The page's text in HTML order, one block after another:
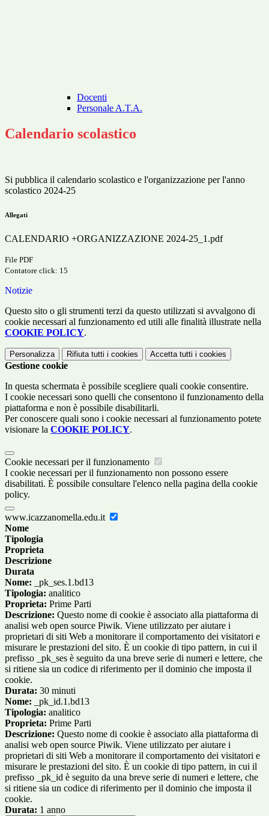
Docenti
Personale A.T.A.
Calendario scolastico
Si pubblica il calendario scolastico e l'organizzazione per l'anno
scolastico 2024-25
Allegati
CALENDARIO +ORGANIZZAZIONE 2024-25_1.pdf
File PDF
Contatore click: 15
Notizie
Questo sito o gli strumenti terzi da questo utilizzati si avvalgono di
cookie necessari al funzionamento ed utili alle finalità illustrate nella
COOKIE POLICY.
Personalizza Rifiuta tutti i cookies Accetta tutti i cookies
Gestione cookie
In questa schermata è possibile scegliere quali cookie consentire.
I cookie necessari sono quelli che consentono il funzionamento della
piattaforma e non è possibile disabilitarli.
Per conoscere quali sono i cookie necessari al funzionamento potete
visionare la COOKIE POLICY.
Cookie necessari per il funzionamento
I cookie necessari per il funzionamento non possono essere
disabilitati. È possibile consultare l'elenco nella pagina della cookie
policy.
www.icazzanomella.edu.it
Nome
Tipologia
Proprieta
Descrizione
Durata
Nome: _pk_ses.1.bd13
Tipologia: analitico
Proprieta: Prime Parti
Descrizione: Questo nome di cookie è associato alla piattaforma di
analisi web open source Piwik. Viene utilizzato per aiutare i
proprietari di siti Web a monitorare il comportamento dei visitatori e
misurare le prestazioni del sito. È un cookie di tipo pattern, in cui il
prefisso _pk_ses è seguito da una breve serie di numeri e lettere, che
si ritiene sia un codice di riferimento per il dominio che imposta il
cookie.
Durata: 30 minuti
Nome: _pk_id.1.bd13
Tipologia: analitico
Proprieta: Prime Parti
Descrizione: Questo nome di cookie è associato alla piattaforma di
analisi web open source Piwik. Viene utilizzato per aiutare i
proprietari di siti Web a monitorare il comportamento dei visitatori e
misurare le prestazioni del sito. È un cookie di tipo pattern, in cui il
prefisso _pk_id è seguito da una breve serie di numeri e lettere, che
si ritiene sia un codice di riferimento per il dominio che imposta il
cookie.
Durata: 1 anno